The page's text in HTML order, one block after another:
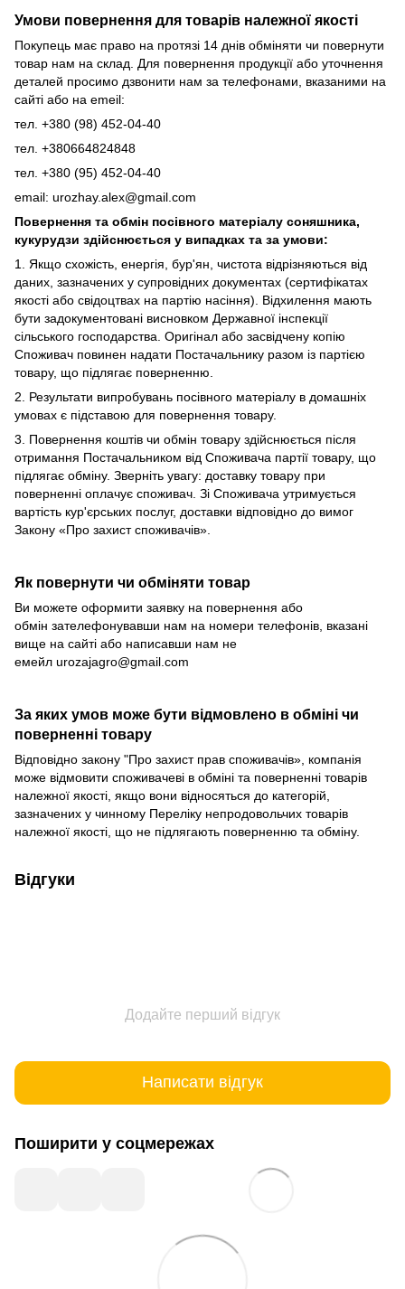
Умови повернення для товарів належної якості
Покупець має право на протязі 14 днів обміняти чи повернути
товар нам на склад. Для повернення продукції або уточнення
деталей просимо дзвонити нам за телефонами, вказаними на
сайті або на emeil:
тел. +380 (98) 452-04-40
тел. +380664824848
тел. +380 (95) 452-04-40
email: urozhay.alex@gmail.com
Повернення та обмін посівного матеріалу соняшника,
кукурудзи здійснюється у випадках та за умови:
1. Якщо схожість, енергія, бур'ян, чистота відрізняються від
даних, зазначених у супровідних документах (сертифікатах
якості або свідоцтвах на партію насіння). Відхилення мають
бути задокументовані висновком Державної інспекції
сільського господарства. Оригінал або засвідчену копію
Споживач повинен надати Постачальнику разом із партією
товару, що підлягає поверненню.
2. Результати випробувань посівного матеріалу в домашніх
умовах є підставою для повернення товару.
3. Повернення коштів чи обмін товару здійснюється після
отримання Постачальником від Споживача партії товару, що
підлягає обміну. Зверніть увагу: доставку товару при
поверненні оплачує споживач. Зі Споживача утримується
вартість кур'єрських послуг, доставки відповідно до вимог
Закону «Про захист споживачів».
Як повернути чи обміняти товар
Ви можете оформити заявку на повернення або
обмін зателефонувавши нам на номери телефонів, вказані
вище на сайті або написавши нам не
емейл urozajagro@gmail.com
За яких умов може бути відмовлено в обміні чи
поверненні товару
Відповідно закону "Про захист прав споживачів» , компанія
може відмовити споживачеві в обміні та поверненні товарів
належної якості, якщо вони відносяться до категорій,
зазначених у чинному Переліку непродовольчих товарів
належної якості, що не підлягають поверненню та обміну.
Відгуки
Додайте перший відгук
Написати відгук
Поширити у соцмережах